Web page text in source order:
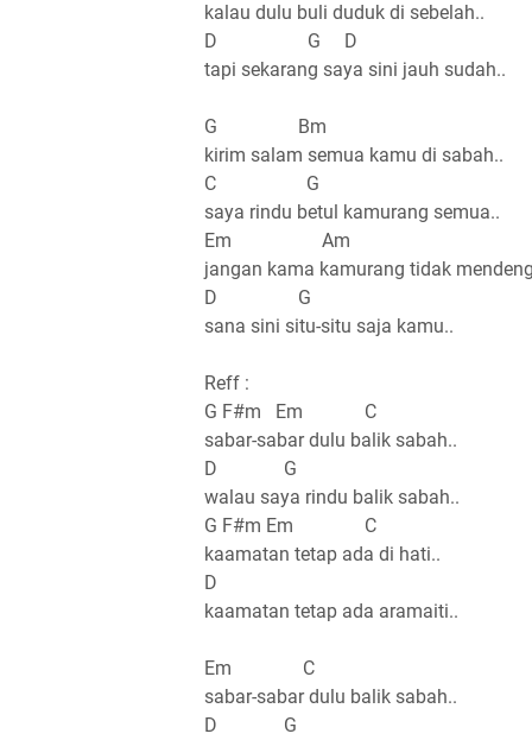
kalau dulu buli duduk di sebelah..
D G D
tapi sekarang saya sini jauh sudah..
G Bm
kirim salam semua kamu di sabah..
C G
saya rindu betul kamurang semua..
Em Am
jangan kama kamurang tidak
D G
sana sini situ-situ saja kamu..
Reff :
G F#m Em C
sabar-sabar dulu balik sabah..
D G
walau saya rindu balik sabah..
G F#m Em C
kaamatan tetap ada di hati..
D
kaamatan tetap ada aramaiti..
Em C
sabar-sabar dulu balik sabah..
D G